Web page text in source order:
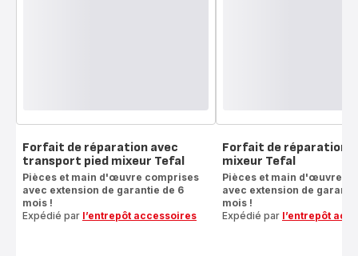
Forfait de réparation avec
transport pied mixeur Tefal
Pièces et main d'œuvre comprises
avec extension de garantie de 6
mois !
Expédié par l’entrepôt accessoires
Forfait de réparation
mixeur Tefal
Pièces et main d'œuvre
avec extension de
mois !
Expédié par l’entrepôt